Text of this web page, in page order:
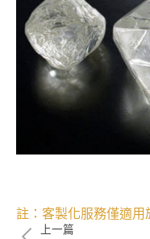
註：客製化服務僅適用
上一篇